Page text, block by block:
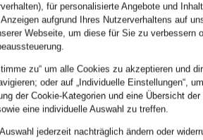
White
Hightop-
Sneaker
für personalisierte Angebote und
aufgrund Ihres Nutzerverhaltens auf
Webseite, um diese für Sie zu verbessern
zu“ um alle Cookies zu akzeptieren und
oder auf „Individuelle Einstellungen“,
der Cookie-Kategorien und eine Übersicht
eine individuelle Auswahl zu treffen.
jederzeit nachträglich ändern oder